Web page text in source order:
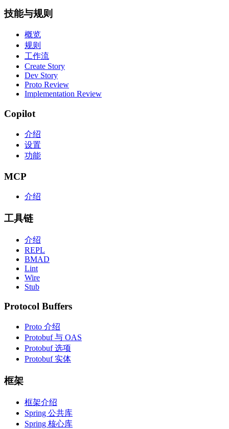
技能与规则
概览
规则
工作流
Create Story
Dev Story
Proto Review
Implementation Review
Copilot
介绍
设置
功能
MCP
介绍
工具链
介绍
REPL
BMAD
Lint
Wire
Stub
Protocol Buffers
Proto 介绍
Protobuf 与 OAS
Protobuf 选项
Protobuf 实体
框架
框架介绍
Spring 公共库
Spring 核心库